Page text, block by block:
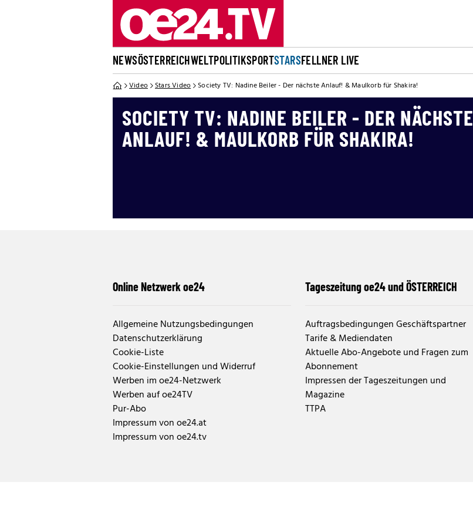
NEWSÖSTERREICHWELTPOLITIKSPORTSTARSFELLNER LIVE
Video Stars Video Society TV: Nadine Beiler - Der nächste Anlauf! & Maulkorb für Shakira!
SOCIETY TV: NADINE BEILER - DER NÄCHSTE
ANLAUF! & MAULKORB FÜR SHAKIRA!
Online Netzwerk oe24
Allgemeine Nutzungsbedingungen
Datenschutzerklärung
Cookie-Liste
Cookie-Einstellungen und Widerruf
Werben im oe24-Netzwerk
Werben auf oe24TV
Pur-Abo
Impressum von oe24.at
Impressum von oe24.tv
Tageszeitung oe24 und ÖSTERREICH
Auftragsbedingungen Geschäftspartner
Tarife & Mediendaten
Aktuelle Abo-Angebote und Fragen zum
Abonnement
Impressen der Tageszeitungen und
Magazine
TTPA